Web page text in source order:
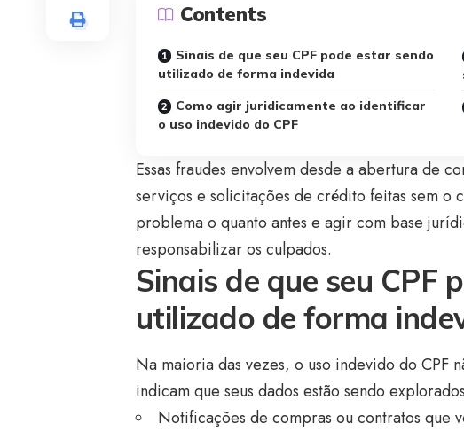
Contents
Sinais de que seu CPF pode estar sendo
utilizado de forma indevida
Como agir juridicamente ao identificar
o uso indevido do CPF
Essas fraudes envolvem desde a abertura de
serviços e solicitações de crédito feitas sem o
problema o quanto antes e agir com base
responsabilizar os culpados.
Sinais de que seu CPF
utilizado de forma
Na maioria das vezes, o uso indevido do CPF
indicam que seus dados estão sendo
Notificações de compras ou contratos que